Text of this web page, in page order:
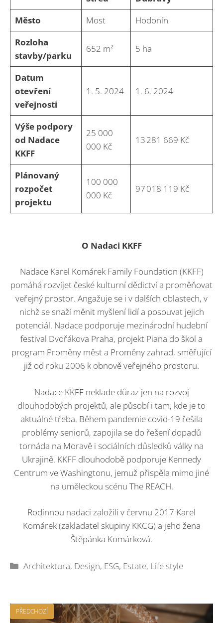
Město
Most
Hodonín
Rozloha
stavby/parku
652 m² 5 ha
Datum
otevření
veřejnosti
1. 5. 2024 1. 6. 2024
Výše podpory
od Nadace
KKFF
25 000
000 Kč
13 281 669 Kč
Plánovaný
rozpočet
projektu
100 000
000 Kč
97 018 119 Kč
O Nadaci KKFF
Nadace Karel Komárek Family Foundation (KKFF)
pomáhá rozvíjet české kulturní dědictví a proměňovat
veřejný prostor. Angažuje se i v dalších oblastech, v
nichž se snaží měnit myšlení lidí a posouvat jejich
potenciál. Nadace podporuje mezinárodní hudební
festival Dvořákova Praha, projekt Piana do škol a
program Proměny měst a Proměny zahrad, směřující
již od roku 2006 k obnově veřejného prostoru.
Nadace KKFF neklade důraz jen na rozvoj
dlouhodobých projektů, ale působí i tam, kde je to
aktuálně třeba. Během pandemie covid-19 řešila
problémy seniorů, zapojila se do řešení dopadů
tornáda na Moravě i sociálních důsledků války na
Ukrajině. KKFF dlouhodobě podporuje Kennedy
Centrum ve Washingtonu, jemuž přispěla mimo jiné
na uměleckou scénu The REACH.
Rodinnou nadaci založili v červnu 2017 Karel
Komárek (zakladatel skupiny KKCG) a jeho žena
Štěpánka Komárková.
Rubriky
Architektura, Design, ESG, Estate, Life style
PŘEDCHOZÍ